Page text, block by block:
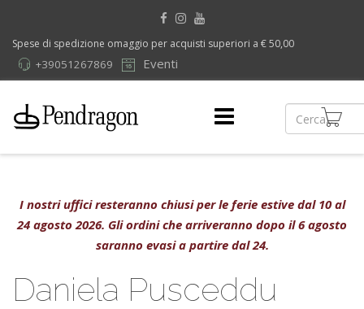
Spese di spedizione omaggio per acquisti superiori a € 50,00
Eventi
+39051267869
I nostri uffici resteranno chiusi per le ferie estive dal 10 al
24 agosto 2026. Gli ordini che arriveranno dopo il 6 agosto
saranno evasi a partire dal 24.
Daniela Pusceddu